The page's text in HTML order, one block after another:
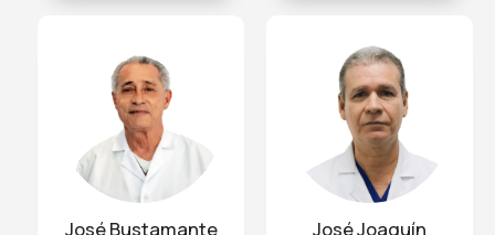
José Bustamante José Joaquín